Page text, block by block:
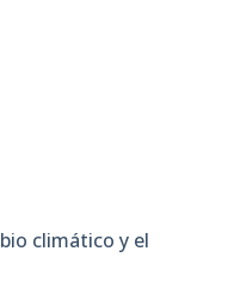
climático y el